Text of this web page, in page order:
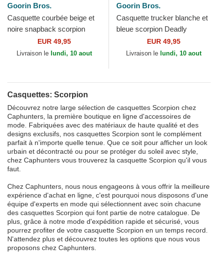
Goorin Bros.
Casquette courbée beige et
noire snapback scorpion
Deadly Lethal Linen Rugged
Comfort The Farm...
EUR 49,95
Livraison le lundi, 10 aout
Goorin Bros.
Casquette trucker blanche et
bleue scorpion Deadly
Courtside The Farm Goorin
Bros.
EUR 49,95
Livraison le lundi, 10 aout
Casquettes: Scorpion
Découvrez notre large sélection de casquettes Scorpion chez
Caphunters, la première boutique en ligne d'accessoires de
mode. Fabriquées avec des matériaux de haute qualité et des
designs exclusifs, nos casquettes Scorpion sont le complément
parfait à n'importe quelle tenue. Que ce soit pour afficher un look
urbain et décontracté ou pour se protéger du soleil avec style,
chez Caphunters vous trouverez la casquette Scorpion qu'il vous
faut.
Chez Caphunters, nous nous engageons à vous offrir la meilleure
expérience d'achat en ligne, c'est pourquoi nous disposons d'une
équipe d'experts en mode qui sélectionnent avec soin chacune
des casquettes Scorpion qui font partie de notre catalogue. De
plus, grâce à notre mode d'expédition rapide et sécurisé, vous
pourrez profiter de votre casquette Scorpion en un temps record.
N'attendez plus et découvrez toutes les options que nous vous
proposons chez Caphunters.